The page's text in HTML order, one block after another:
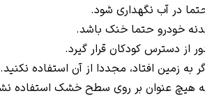
در آب نگهداری شود.
خودرو حتما خنک باشد.
از دسترس کودکان قرار گیرد.
به زمین افتاد، مجددا از آن استفاده نکنید.
هیچ عنوان بر روی سطح خشک استفاده